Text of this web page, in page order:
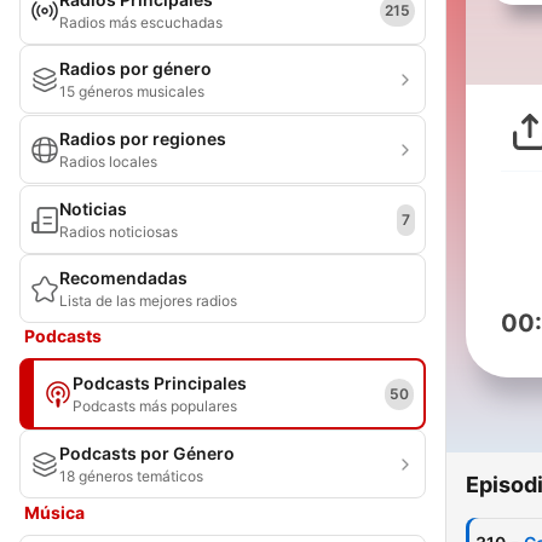
Radios más escuchadas
215
Radios por género
15 géneros musicales
Radios por regiones
Radios locales
Noticias
Radios noticiosas
7
Recomendadas
Lista de las mejores radios
Podcasts
Podcasts Principales
Podcasts más populares
50
Podcasts por Género
18 géneros temáticos
Música